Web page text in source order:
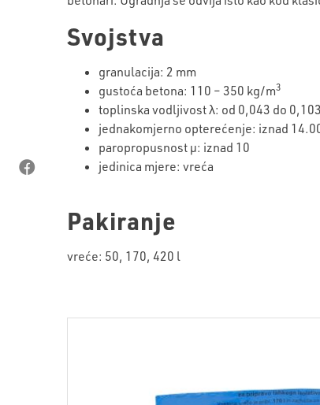
Svojstva
granulacija: 2 mm
gustoća betona: 110 – 350 kg/m3
toplinska vodljivost λ: od 0,043 do
jednakomjerno opterećenje: iznad
paropropusnost µ: iznad 10
jedinica mjere: vreća
Pakiranje
vreće: 50, 170, 420 l